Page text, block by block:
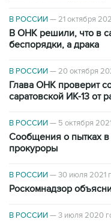
В РОССИИ—21 октября
В ОНК решили, что в
беспорядки, а драка
В РОССИИ—20 октября
Глава ОНК проверит
саратовской ИК-13 от
В РОССИИ— 5 октября
Сообщения о пытках
прокуроры
В РОССИИ—30 июля 2021
Роскомнадзор
В РОССИИ—3 июля 2020